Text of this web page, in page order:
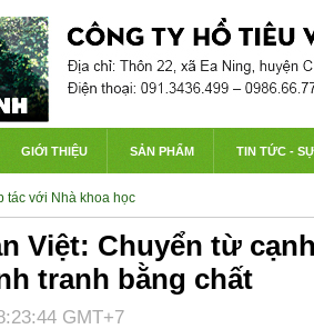
GIỚI THIỆU SẢN PHẨM TIN TỨC -
tác với Nhà khoa học
Việt: Chuyển từ
tranh bằng chất
GMT+7